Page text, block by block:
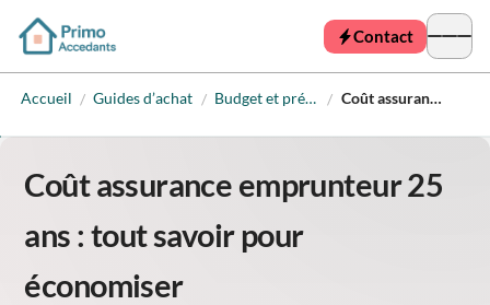
Contact
Accueil / Guides d’achat / Budget et préparation / Coût assurance emprunteur 25 ans : tout savoir pour économiser
Coût assurance emprunteur 25
ans : tout savoir pour
économiser